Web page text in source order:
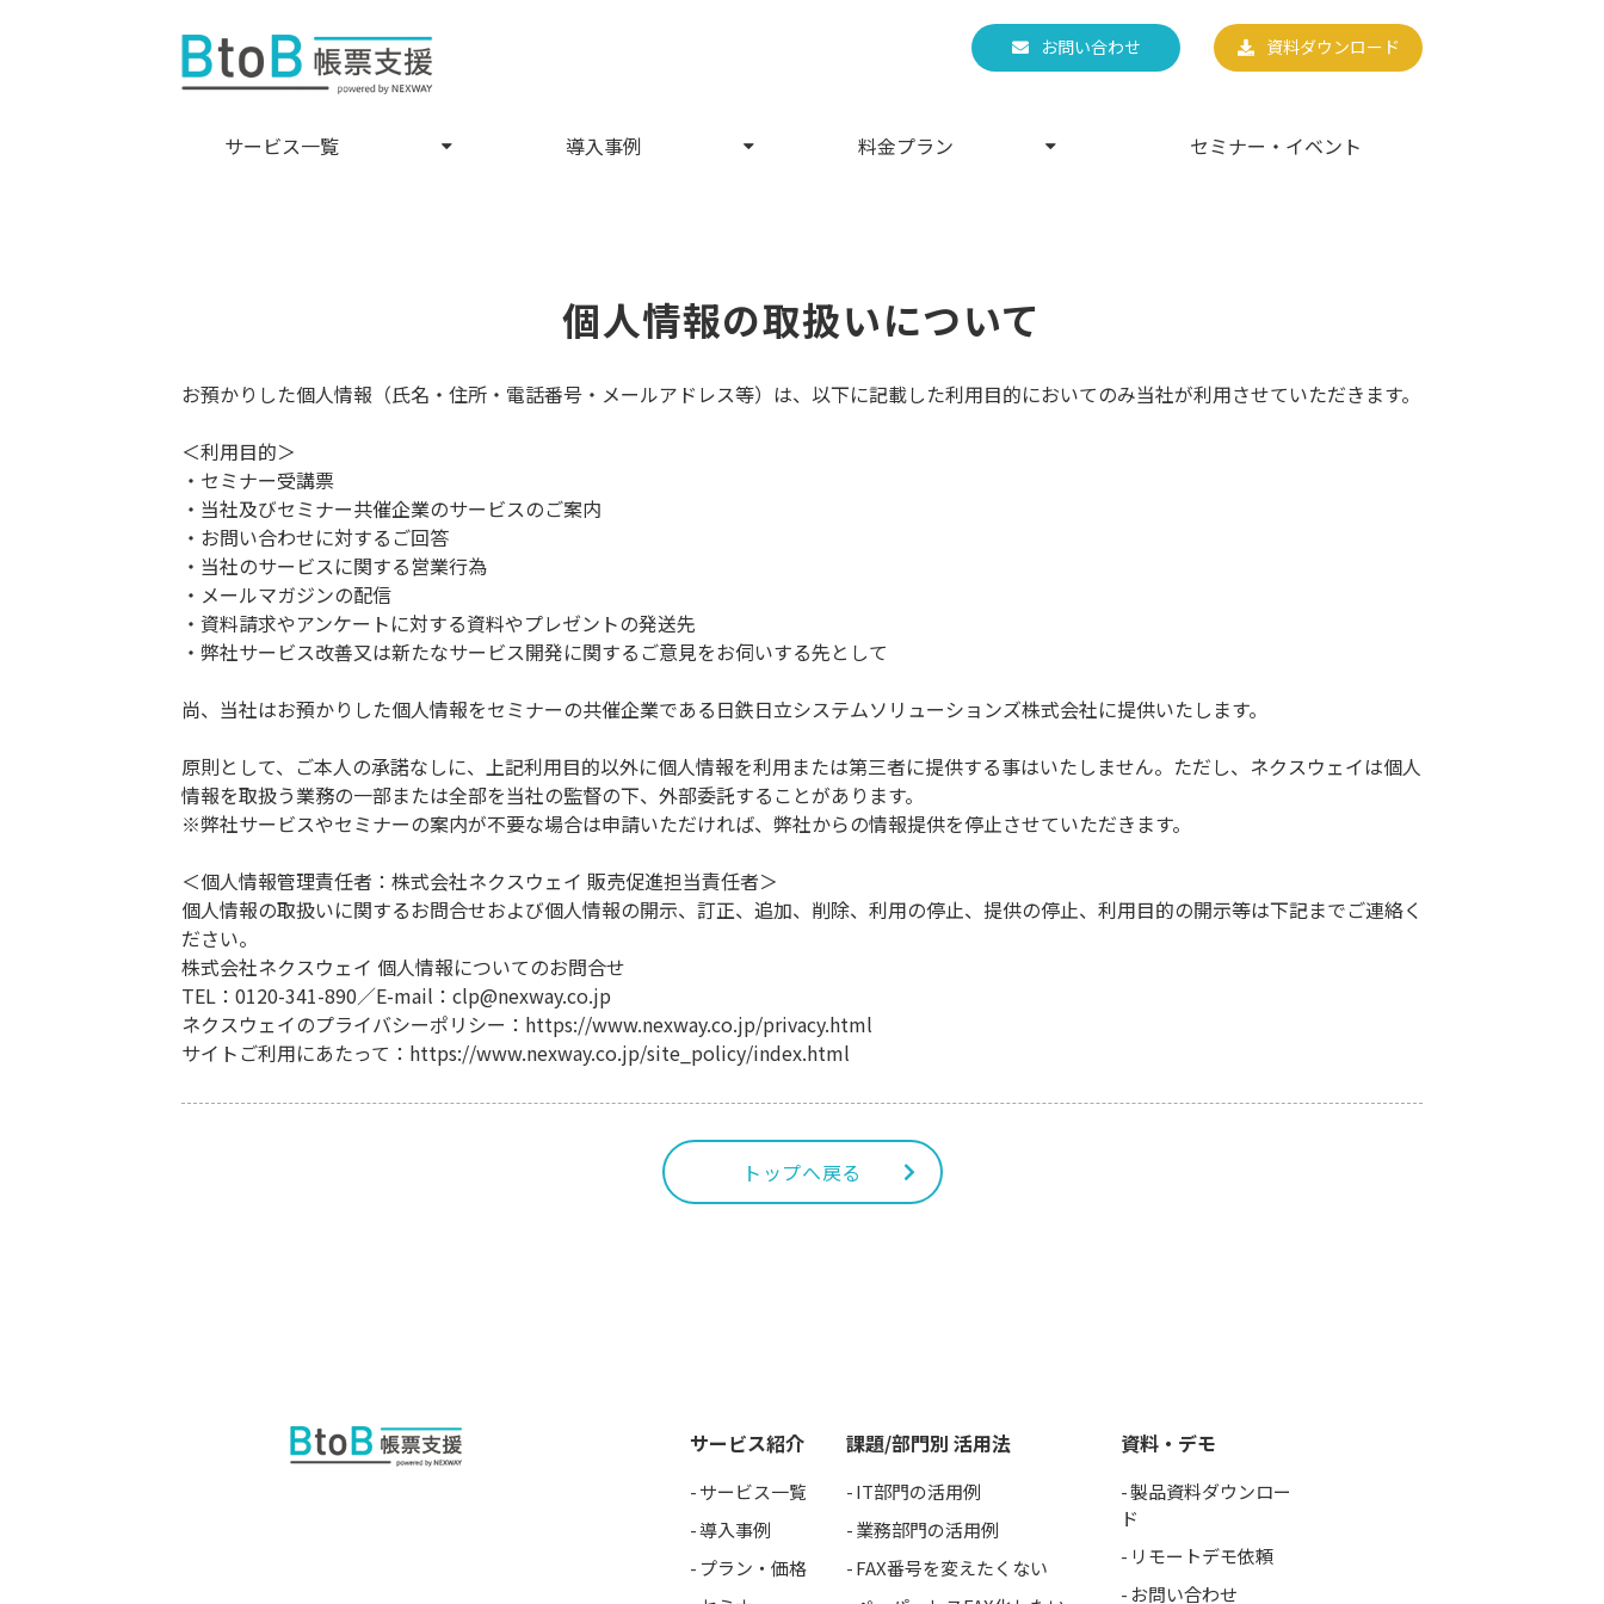
お問い合わせ 資料ダウンロード
サービス一覧 導入事例 料金プラン セミナー・イベント
個人情報の取扱いについて
お預かりした個人情報（氏名・住所・電話番号・メールアドレス等）は、以下に記載した利用目的においてのみ当社が利用させていただきます。
＜利用目的＞
・セミナー受講票
・当社及びセミナー共催企業のサービスのご案内
・お問い合わせに対するご回答
・当社のサービスに関する営業行為
・メールマガジンの配信
・資料請求やアンケートに対する資料やプレゼントの発送先
・弊社サービス改善又は新たなサービス開発に関するご意見をお伺いする先として
尚、当社はお預かりした個人情報をセミナーの共催企業である日鉄日立システムソリューションズ株式会社に提供いたします。
原則として、ご本人の承諾なしに、上記利用目的以外に個人情報を利用または第三者に提供する事はいたしません。ただし、ネクスウェイは個人
情報を取扱う業務の一部または全部を当社の監督の下、外部委託することがあります。
※弊社サービスやセミナーの案内が不要な場合は申請いただければ、弊社からの情報提供を停止させていただきます。
＜個人情報管理責任者：株式会社ネクスウェイ 販売促進担当責任者＞
個人情報の取扱いに関するお問合せおよび個人情報の開示、訂正、追加、削除、利用の停止、提供の停止、利用目的の開示等は下記までご連絡く
ださい。
株式会社ネクスウェイ 個人情報についてのお問合せ
TEL：0120-341-890／E-mail：clp@nexway.co.jp
ネクスウェイのプライバシーポリシー：https://www.nexway.co.jp/privacy.html
サイトご利用にあたって：https://www.nexway.co.jp/site_policy/index.html
トップへ戻る
サービス紹介
サービス一覧
導入事例
プラン・価格
課題/部門別 活用法
IT部門の活用例
業務部門の活用例
FAX番号を変えたくない
資料・デモ
製品資料ダウンロー
ド
リモートデモ依頼
お問い合わせ